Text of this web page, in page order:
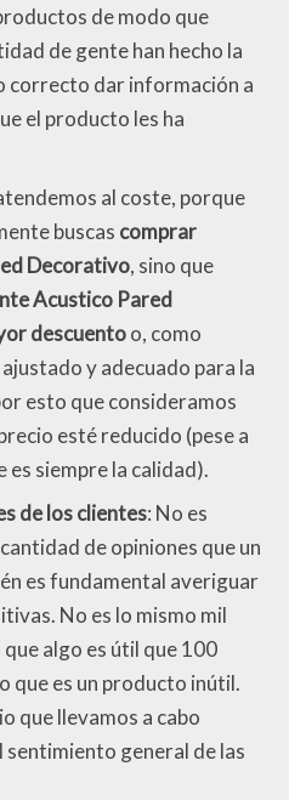
de modo que
de gente han hecho la
correcto dar información a
el producto les ha
al coste, porque
buscas comprar
Decorativo, sino que
Acustico Pared
descuentoo, como
y adecuado para la
esto que consideramos
esté reducido (pese a
siempre la calidad).
de los clientes: No es
de opiniones que un
es fundamental averiguar
No es lo mismo mil
algo es útil que 100
que es un producto inútil.
que llevamos a cabo
sentimiento general de las